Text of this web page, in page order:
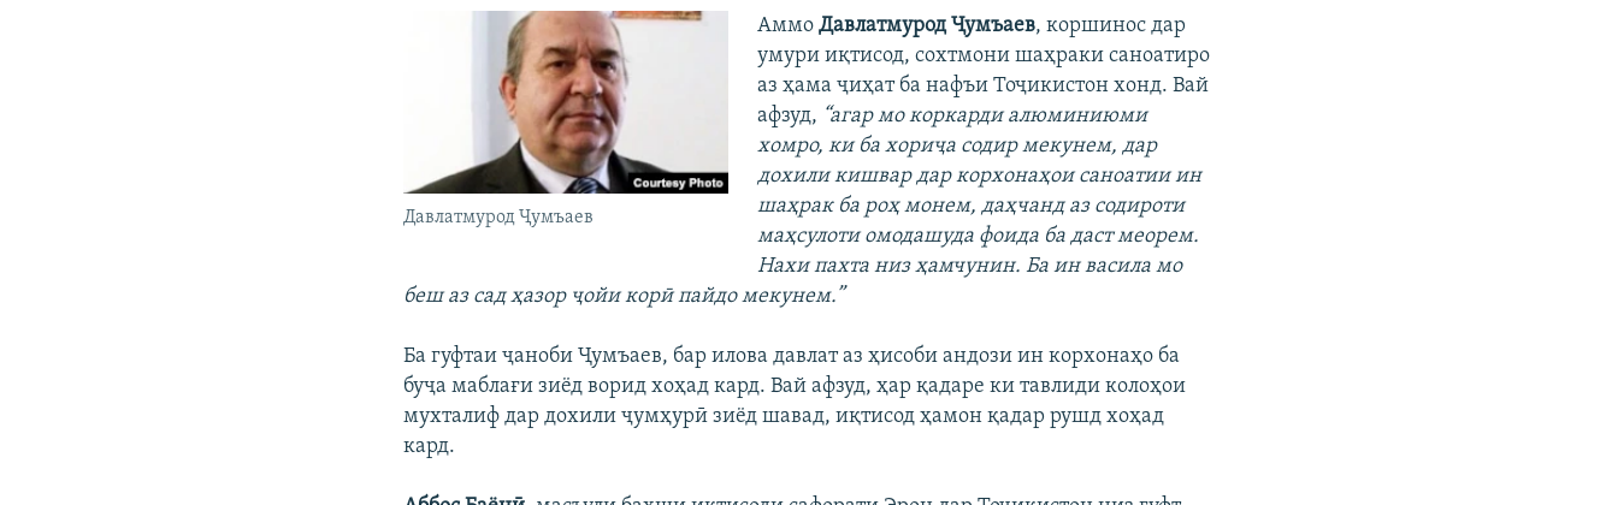
Давлатмурод Ҷумъаев
Аммо Давлатмурод Ҷумъаев, коршинос дар
умури иқтисод, сохтмони шаҳраки саноатиро
аз ҳама ҷиҳат ба нафъи Тоҷикистон хонд. Вай
афзуд, “агар мо коркарди алюминиюми
хомро, ки ба хориҷа содир мекунем, дар
дохили кишвар дар корхонаҳои саноатии ин
шаҳрак ба роҳ монем, даҳчанд аз содироти
маҳсулоти омодашуда фоида ба даст меорем.
Нахи пахта низ ҳамчунин. Ба ин васила мо
беш аз сад ҳазор ҷойи корӣ пайдо мекунем.”
Ба гуфтаи ҷаноби Ҷумъаев, бар илова давлат аз ҳисоби андози ин корхонаҳо ба
буҷа маблағи зиёд ворид хоҳад кард. Вай афзуд, ҳар қадаре ки тавлиди колоҳои
мухталиф дар дохили ҷумҳурӣ зиёд шавад, иқтисод ҳамон қадар рушд хоҳад
кард.